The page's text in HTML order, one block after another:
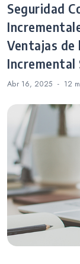
Seguridad
Ventajas de
Incremental
Abr 16, 2025 12